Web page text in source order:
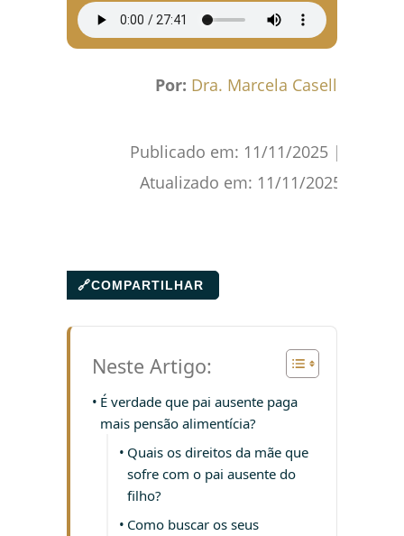
Por: Dra. Marcela Caselli
Publicado em: 11/11/2025 |
Atualizado em: 11/11/2025
🔗COMPARTILHAR
Neste Artigo:
É verdade que pai ausente paga
mais pensão alimentícia?
Quais os direitos da mãe que
sofre com o pai ausente do
filho?
Como buscar os seus